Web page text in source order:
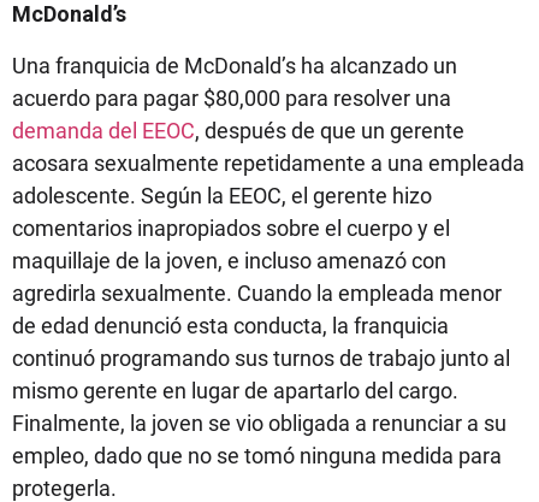
McDonald’s
Una franquicia de McDonald’s ha alcanzado un
acuerdo para pagar $80,000 para resolver una
demanda del EEOC, después de que un gerente
acosara sexualmente repetidamente a una empleada
adolescente. Según la EEOC, el gerente hizo
comentarios inapropiados sobre el cuerpo y el
maquillaje de la joven, e incluso amenazó con
agredirla sexualmente. Cuando la empleada menor
de edad denunció esta conducta, la franquicia
continuó programando sus turnos de trabajo junto al
mismo gerente en lugar de apartarlo del cargo.
Finalmente, la joven se vio obligada a renunciar a su
empleo, dado que no se tomó ninguna medida para
protegerla.